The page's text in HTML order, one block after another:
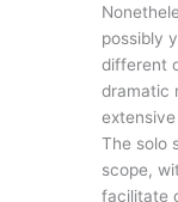
possibly
different
dramatic
The solo
scope,
facilitate